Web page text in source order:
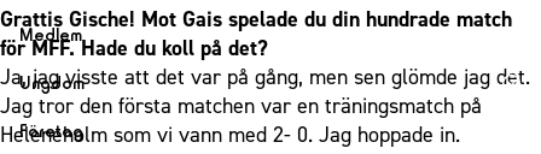
Årskort herr
Årskort dam
Mitt MFF
Biljetter till bortamatcher
Lag
Herrlaget
Spelare
Ledarstab
Medlem
Medlemskap i Malmö FF
Årsmöte 2026
Ungdom
MFF Ungdom
Företag
Grattis Gische! Mot Gais spelade du din hundrade match
för MFF. Hade du koll på det?
Ja, jag visste att det var på gång, men sen glömde jag det.
Jag tror den första matchen var en träningsmatch på
Heleneholm som vi vann med 2- 0. Jag hoppade in.